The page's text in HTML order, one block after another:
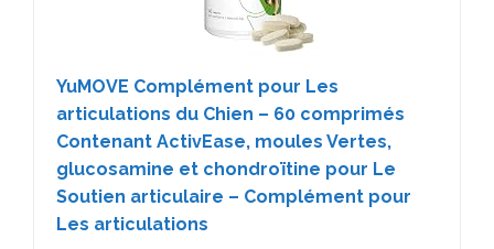
YuMOVE Complément pour Les
articulations du Chien – 60 comprimés
Contenant ActivEase, moules Vertes,
glucosamine et chondroïtine pour Le
Soutien articulaire – Complément pour
Les articulations